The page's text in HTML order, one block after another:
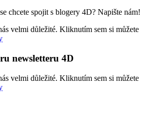
chcete spojit s blogery 4D? Napište nám!
velmi důležité. Kliknutím sem si můžete
newsletteru 4D
velmi důležité. Kliknutím sem si můžete